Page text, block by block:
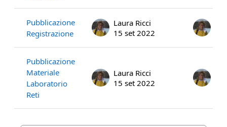
Pubblicazione
Registrazione
Laura Ricci
15 set 2022
Pubblicazione
Materiale
Laboratorio
Reti
Laura Ricci
15 set 2022